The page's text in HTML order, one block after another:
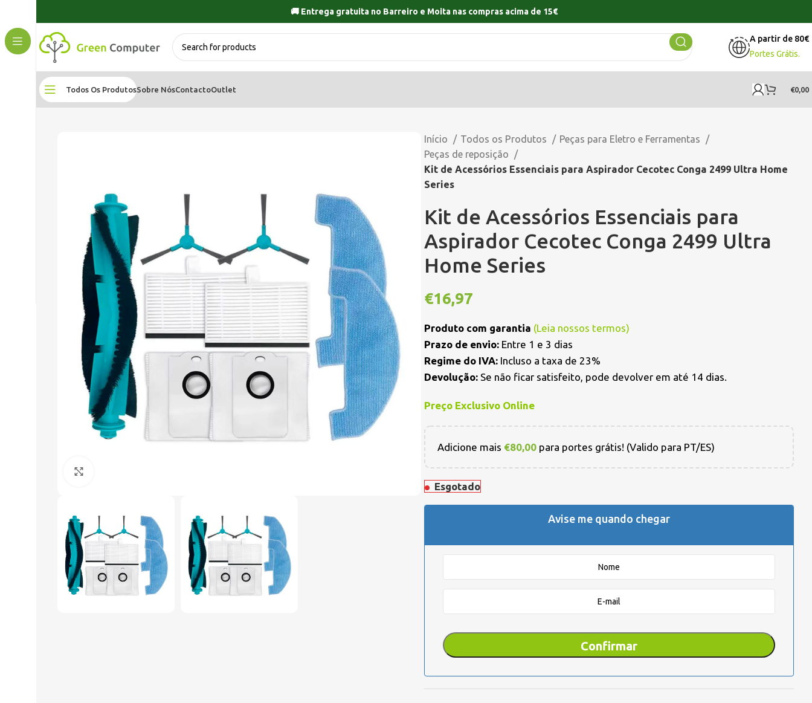
🚚 Entrega gratuita no Barreiro e Moita nas compras acima de 15€
A partir de 80€
Portes Grátis.
Todos Os ProdutosSobre NósContactoOutlet €0,00
Início Todos os Produtos
Peças para Eletro e Ferramentas
Peças de reposição
Kit de Acessórios Essenciais para Aspirador Cecotec Conga 2499 Ultra Home
Series
Kit de Acessórios Essenciais para
Aspirador Cecotec Conga 2499 Ultra
Home Series
€16,97
Produto com garantia (Leia nossos termos)
Prazo de envio: Entre 1 e 3 dias
Regime do IVA: Incluso a taxa de 23%
Devolução: Se não ficar satisfeito, pode devolver em até 14 dias.
Preço Exclusivo Online
Adicione mais €80,00 para portes grátis! (Valido para PT/ES)
Esgotado
Avise me quando chegar